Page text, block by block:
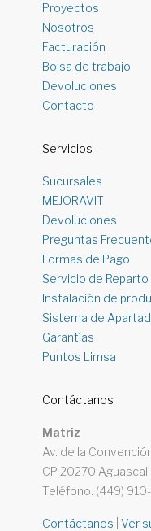
Proyectos
Nosotros
Facturación
Bolsa de trabajo
Devoluciones
Contacto
Servicios
Sucursales
MEJORAVIT
Devoluciones
Preguntas
Formas de Pago
Servicio de Reparto
Instalación de
Sistema de
Garantías
Puntos Limsa
Contáctanos
Matriz
Av. de la
CP 20270
Teléfono: (449)
Contáctanos |Ver